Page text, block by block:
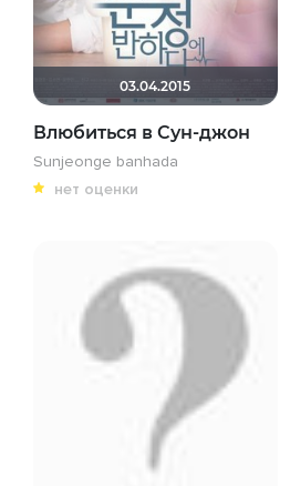
03.04.2015
Влюбиться в Сун-джон
Sunjeonge banhada
нет оценки